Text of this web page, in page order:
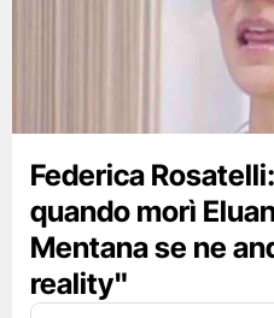
Federica
quando morì
Mentana se ne
reality"